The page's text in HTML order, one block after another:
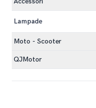
Lampade
Moto - Scooter
QJMotor